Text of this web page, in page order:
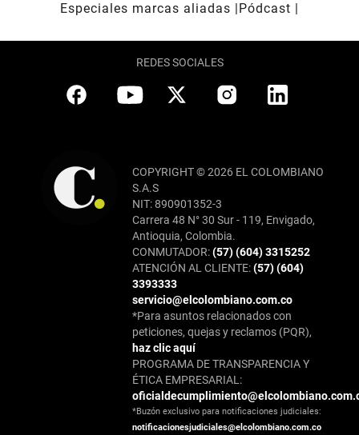
Especiales marcas aliadas
Pódcast
REDES SOCIALES
COPYRIGHT © 2026 EL COLOMBIANO
S.A.S
NIT: 890901352-3
Carrera 48 N° 30 Sur - 119, Envigado,
Antioquia, Colombia.
CONMUTADOR:(57) (604) 3315252
ATENCIÓN AL CLIENTE:(57) (604)
3393333
servicio@elcolombiano.com.co
*Para asuntos relacionados con
peticiones, quejas y reclamos (PQR),
haz clic aquí
PROGRAMA DE TRANSPARENCIA Y
ÉTICA EMPRESARIAL:
*Buzón exclusivo para notificaciones judiciales:
notificacionesjudiciales@elcolombiano.com.co